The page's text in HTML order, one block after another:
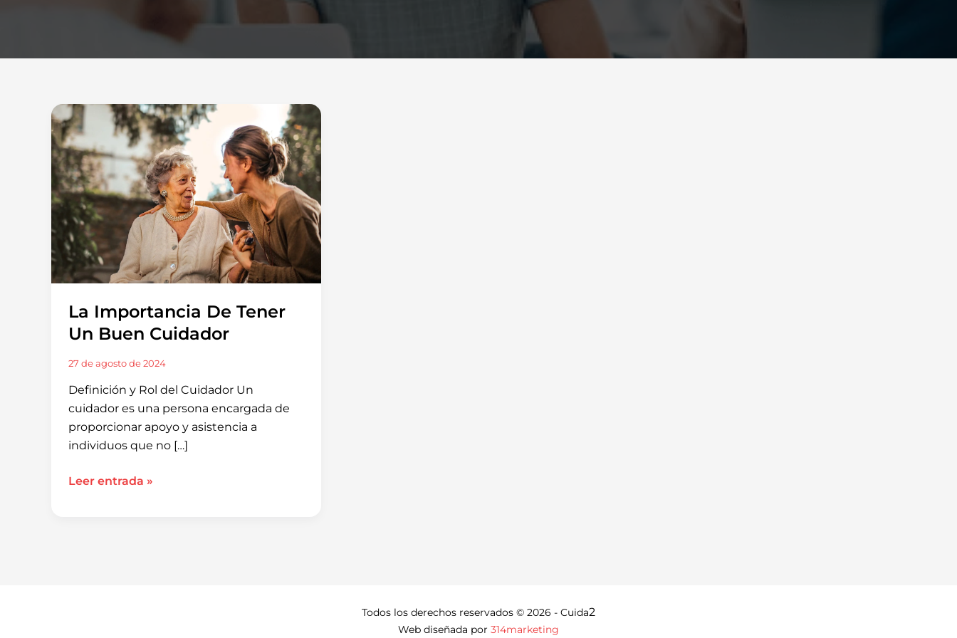
La Importancia De Tener
Un Buen Cuidador
27 de agosto de 2024
Definición y Rol del Cuidador Un
cuidador es una persona encargada de
proporcionar apoyo y asistencia a
individuos que no […]
La
Importancia
de
Tener
un
Buen
Cuidador
Leer entrada »
Todos los derechos reservados © 2026 - Cuida2
Web diseñada por 314marketing